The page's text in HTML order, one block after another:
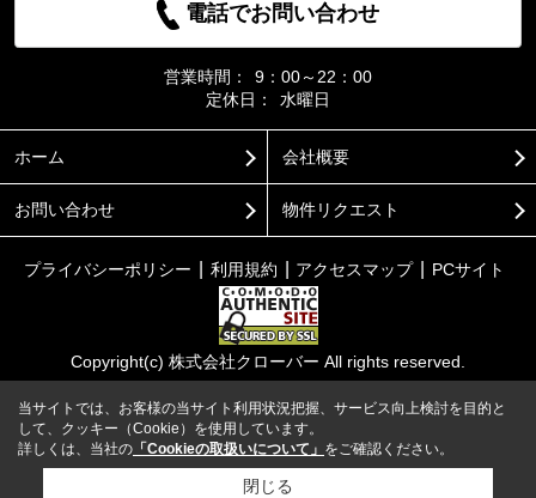
電話でお問い合わせ
営業時間：
9：00～22：00
定休日：
水曜日
ホーム 会社概要
お問い合わせ 物件リクエスト
プライバシーポリシー 利用規約 アクセスマップ PCサイト
Copyright(c) 株式会社クローバー All rights reserved.
当サイトでは、お客様の当サイト利用状況把握、サービス向上検討を目的と
して、クッキー（Cookie）を使用しています。
詳しくは、当社の 「Cookieの取扱いについて」 をご確認ください。
閉じる